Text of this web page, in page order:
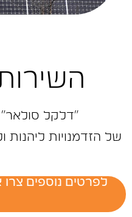
״דלקל ‬סולאר״‭ ‬פותחת‭ ‬לך‭ ‬חלון‭ ‬
של‭ ‬הזדמנויות‭ ‬ליהנות‭ ‬ולהרוויח‭ ‬מאנרגית‭ ‬השמש‭!‬
לפרטים נוספים צרו